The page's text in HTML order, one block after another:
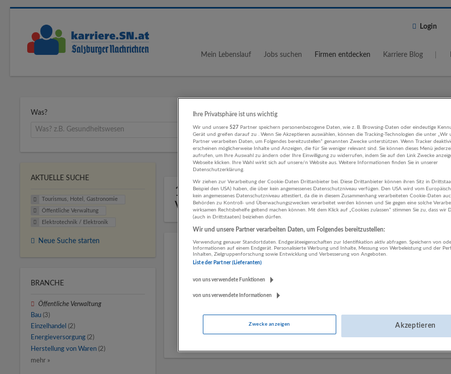
Login
Mein Lebenslauf Jobs suchen Firmen entdecken Karriere Blog
Was? Wo?
5 km
1 Tourismus, Hotel, Gastronomie Öffentliche
Verwaltung Unternehmen
LUGSTEIN CONSULTING
Bergheim bei Salzburg
Gesundheitswesen | Herstellung von Waren | IT-Dienstleistungen |
Öffentliche Verwaltung | Rechtsberatung und Wirtschaftsprüfung |
Sonstige Dienstleistungen | Sozialwesen | Verkehr | Verlagswesen |
AKTUELLE SUCHE
Tourismus, Hotel, Gastronomie
Öffentliche Verwaltung
Elektrotechnik / Elektronik
Neue Suche starten
BRANCHE
Öffentliche Verwaltung
Bau (3)
Einzelhandel (2)
Energieversorgung (2)
Herstellung von Waren (2)
mehr »
Ihre Privatsphäre ist uns wichtig
Wir und unsere 527 Partner speichern personenbezogene Daten, wie z. B. Browsing-Daten oder eindeutige
Gerät und greifen darauf zu . Wenn Sie Akzeptieren auswählen, können die Tracking-Technologien die unter „Wir
Partner verarbeiten Daten, um Folgendes bereitzustellen“ genannten Zwecke unterstützen. Wenn Tracker
erscheinen möglicherweise Inhalte und Anzeigen, die für Sie weniger relevant sind. Sie können dieses Menü
aufrufen, um Ihre Auswahl zu ändern oder Ihre Einwilligung zu widerrufen, indem Sie auf den Link Zwecke
Webseite klicken. Ihre Wahl wirkt sich auf unsere/n Website aus. Weitere Informationen finden Sie in unserer
Datenschutzerklärung.
Wir ziehen zur Verarbeitung der Cookie-Daten Drittanbieter bei. Diese Drittanbieter können ihren Sitz in
Beispiel den USA) haben, die über kein angemessenes Datenschutzniveau verfügen. Den USA wird vom
kein angemessenes Datenschutzniveau attestiert, da die in diesem Zusammenhang verarbeiteten Cookie-Daten
Behörden zu Kontroll- und Überwachungszwecken verarbeitet werden können und Sie gegen eine solche
wirksamen Rechtsbehelfe geltend machen können. Mit dem Klick auf „Cookies zulassen“ stimmen Sie zu, dass wir
(auch in Drittstaaten) beiziehen dürfen.
Wir und unsere Partner verarbeiten Daten, um Folgendes bereitzustellen:
Verwendung genauer Standortdaten. Endgeräteeigenschaften zur Identifikation aktiv abfragen. Speichern von
Informationen auf einem Endgerät. Personalisierte Werbung und Inhalte, Messung von Werbeleistung und der
Inhalten, Zielgruppenforschung sowie Entwicklung und Verbesserung von Angeboten.
Liste der Partner (Lieferanten)
von uns verwendete Funktionen
von uns verwendete Informationen
Zwecke anzeigen Akzeptieren